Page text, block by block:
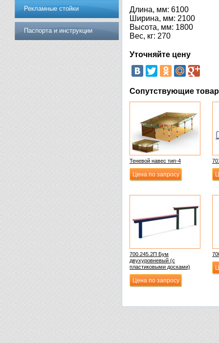
Длина, мм: 6100
Ширина, мм: 2100
Высота, мм: 1800
Вес, кг: 270
Уточняйте цену
Сопутствующие
Теневой навес тип-4
Цена по запросу
700.245.2П Бум
двухуровневый (с
пластиковыми досками)
Цена по запросу
Рекламные стойки
Паспорта и инструкции